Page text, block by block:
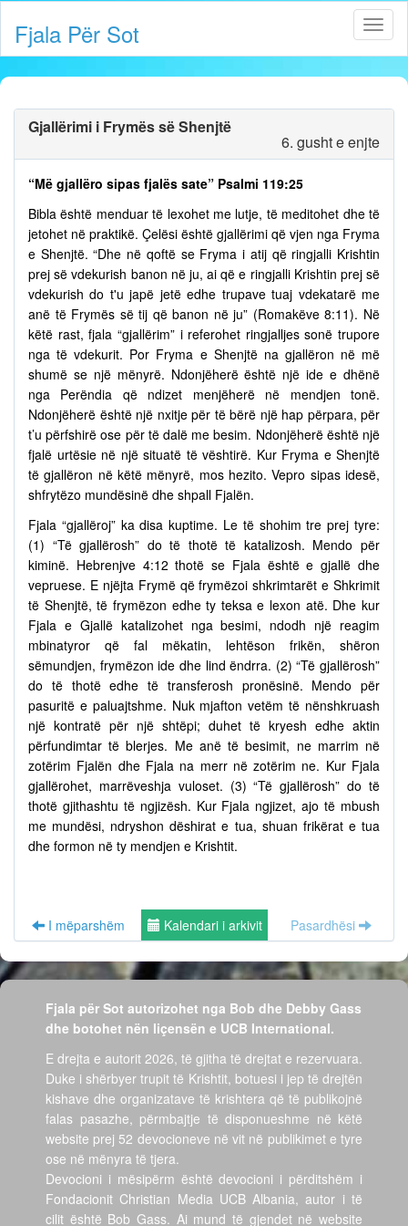
Fjala Për Sot
Gjallërimi i Frymës së Shenjtë
6. gusht e enjte
“Më gjallëro sipas fjalës sate” Psalmi 119:25
Bibla është menduar të lexohet me lutje, të meditohet dhe të
jetohet në praktikë. Çelësi është gjallërimi që vjen nga Fryma
e Shenjtë. “Dhe në qoftë se Fryma i atij që ringjalli Krishtin
prej së vdekurish banon në ju, ai që e ringjalli Krishtin prej së
vdekurish do t'u japë jetë edhe trupave tuaj vdekatarë me
anë të Frymës së tij që banon në ju” (Romakëve 8:11). Në
këtë rast, fjala “gjallërim” i referohet ringjalljes sonë trupore
nga të vdekurit. Por Fryma e Shenjtë na gjallëron në më
shumë se një mënyrë. Ndonjëherë është një ide e dhënë
nga Perëndia që ndizet menjëherë në mendjen tonë.
Ndonjëherë është një nxitje për të bërë një hap përpara, për
t’u përfshirë ose për të dalë me besim. Ndonjëherë është një
fjalë urtësie në një situatë të vështirë. Kur Fryma e Shenjtë
të gjallëron në këtë mënyrë, mos hezito. Vepro sipas idesë,
shfrytëzo mundësinë dhe shpall Fjalën.
Fjala “gjallëroj” ka disa kuptime. Le të shohim tre prej tyre:
(1) “Të gjallërosh” do të thotë të katalizosh. Mendo për
kiminë. Hebrenjve 4:12 thotë se Fjala është e gjallë dhe
vepruese. E njëjta Frymë që frymëzoi shkrimtarët e Shkrimit
të Shenjtë, të frymëzon edhe ty teksa e lexon atë. Dhe kur
Fjala e Gjallë katalizohet nga besimi, ndodh një reagim
mbinatyror që fal mëkatin, lehtëson frikën, shëron
sëmundjen, frymëzon ide dhe lind ëndrra. (2) “Të gjallërosh”
do të thotë edhe të transferosh pronësinë. Mendo për
pasuritë e paluajtshme. Nuk mjafton vetëm të nënshkruash
një kontratë për një shtëpi; duhet të kryesh edhe aktin
përfundimtar të blerjes. Me anë të besimit, ne marrim në
zotërim Fjalën dhe Fjala na merr në zotërim ne. Kur Fjala
gjallërohet, marrëveshja vuloset. (3) “Të gjallërosh” do të
thotë gjithashtu të ngjizësh. Kur Fjala ngjizet, ajo të mbush
me mundësi, ndryshon dëshirat e tua, shuan frikërat e tua
dhe formon në ty mendjen e Krishtit.
I mëparshëm Kalendari i arkivit Pasardhësi
Fjala për Sot autorizohet nga Bob dhe Debby Gass
dhe botohet nën liçensën e UCB International.
E drejta e autorit 2026, të gjitha të drejtat e rezervuara.
Duke i shërbyer trupit të Krishtit, botuesi i jep të drejtën
kishave dhe organizatave të krishtera që të publikojnë
falas pasazhe, përmbajtje të disponueshme në këtë
website prej 52 devocioneve në vit në publikimet e tyre
ose në mënyra të tjera.
Devocioni i mësipërm është devocioni i përditshëm i
Fondacionit Christian Media UCB Albania, autor i të
cilit është Bob Gass. Ai mund të gjendet në website